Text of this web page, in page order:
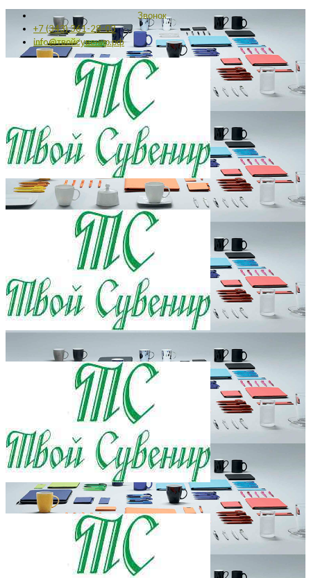
Звонок
+7 (343) 361-28-03
info@твойсувенир.рф